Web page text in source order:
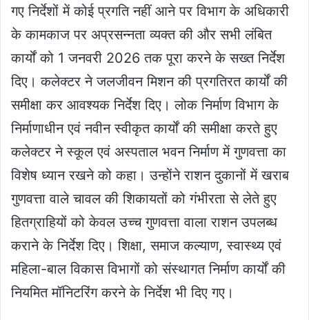
गए निर्देशों में कोई प्रगति नहीं आने पर विभाग के अधिकारी
के कामकाज पर अप्रसन्नता व्यक्त की और सभी लंबित
कार्यों को 1 जनवरी 2026 तक पूरा करने के सख्त निर्देश
दिए। कलेक्टर ने जलजीवन मिशन की प्रगतिरत कार्यों की
समीक्षा कर आवश्यक निर्देश दिए। लोक निर्माण विभाग के
निर्माणाधीन एवं नवीन स्वीकृत कार्यों की समीक्षा करते हुए
कलेक्टर ने स्कूल एवं अस्पताल भवन निर्माण में गुणवत्ता का
विशेष ध्यान रखने को कहा। उन्होंने राशन दुकानों में खराब
गुणवत्ता वाले चावल की शिकायतों को गंभीरता से लेते हुए
हितग्राहियों को केवल उच्च गुणवत्ता वाला राशन उपलब्ध
कराने के निर्देश दिए। शिक्षा, समाज कल्याण, स्वास्थ्य एवं
महिला-बाल विकास विभागों को संस्थागत निर्माण कार्यों की
नियमित मॉनिटरिंग करने के निर्देश भी दिए गए।